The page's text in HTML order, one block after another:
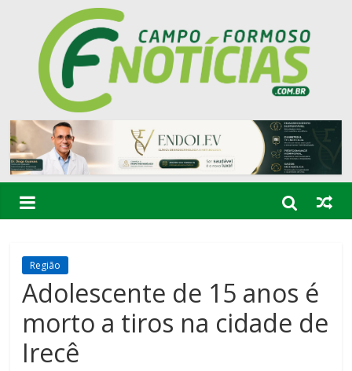
Região
Adolescente de 15 anos é
morto a tiros na cidade de
Irecê